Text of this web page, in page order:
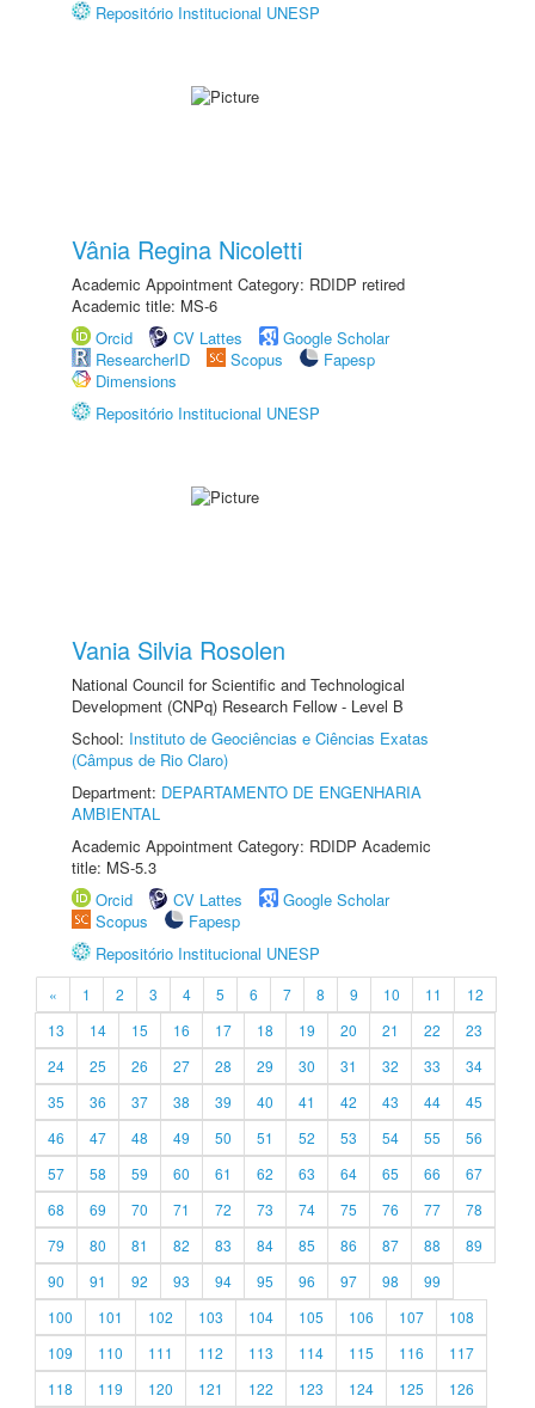
Repositório Institucional UNESP
Vânia Regina Nicoletti
Academic Appointment Category: RDIDP retired
Academic title: MS-6
Orcid
CV Lattes
Google Scholar
ResearcherID
Scopus
Fapesp
Dimensions
Repositório Institucional UNESP
Vania Silvia Rosolen
National Council for Scientific and Technological
Development (CNPq) Research Fellow - Level B
School: Instituto de Geociências e Ciências Exatas
(Câmpus de Rio Claro)
Department: DEPARTAMENTO DE ENGENHARIA
AMBIENTAL
Academic Appointment Category: RDIDP Academic
title: MS-5.3
Orcid
CV Lattes
Google Scholar
Scopus
Fapesp
Repositório Institucional UNESP
« 1 2 3 4 5 6 7 8 9 10 11
12
13
14 15 16 17 18 19 20 21 22
23
24
25 26 27 28 29 30 31 32 33
34
35
36 37 38 39 40 41 42 43 44
45
46
47 48 49 50 51 52 53 54 55
56
57
58 59 60 61 62 63 64 65 66
67
68
69 70 71 72 73 74 75 76 77
78
79
80 81 82 83 84 85 86 87 88
89
90
91 92 93 94 95 96 97 98
99
100
101 102 103 104 105 106 107
108
109
110 111 112 113 114 115 116
117
118
119 120 121 122 123 124 125
126